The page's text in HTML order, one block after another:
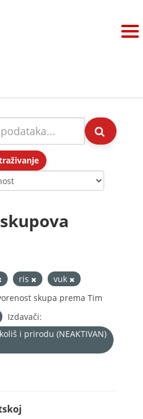
ris
vuk
skupa prema Tim
Izdavači:
i prirodu (NEAKTIVAN)